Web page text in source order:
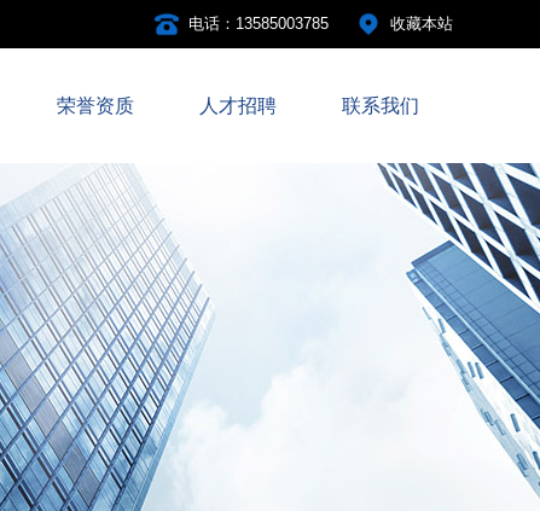
电话：13585003785 收藏本站
荣誉资质 人才招聘 联系我们